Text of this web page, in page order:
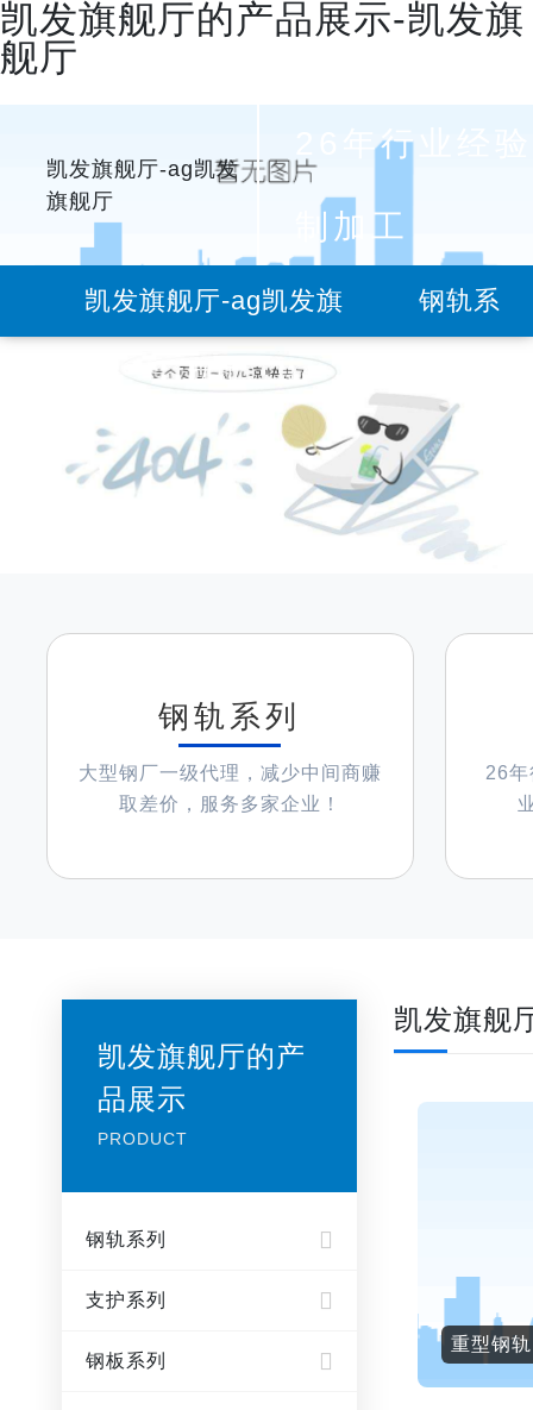
凯发旗舰厅的产品展示-凯发旗
舰厅
凯发旗舰厅-ag凯发
旗舰厅
26年行业经验
制加工
凯发旗舰厅-ag凯发旗
舰厅
钢轨系
钢轨系列
大型钢厂一级代理，减少中间商赚
取差价，服务多家企业！
26
凯发旗舰厅的产
品展示
PRODUCT
钢轨系列
支护系列
钢板系列
凯发旗舰
重型钢轨